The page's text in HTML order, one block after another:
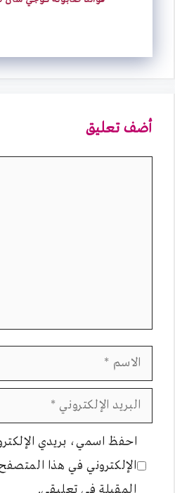
أضف تعليق
الاسم
البريد
الإلكتروني
احفظ اسمي، بريدي
الإلكتروني في هذا
المقبلة في تعليقي.